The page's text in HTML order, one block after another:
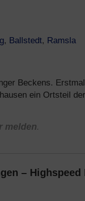
, Ballstedt, Ramsla
Beckens.
ein Ortsteil
melden.
– Highspeed